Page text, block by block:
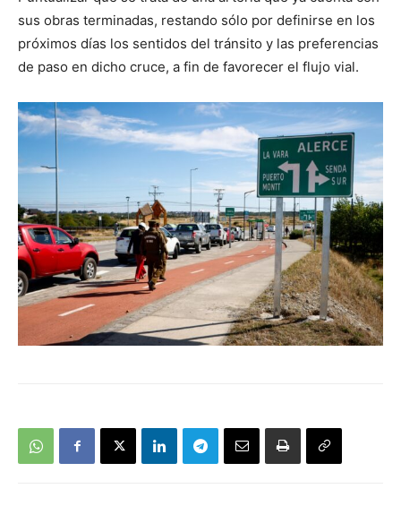
audio
sus obras terminadas, restando sólo por definirse en los
próximos días los sentidos del tránsito y las preferencias
de paso en dicho cruce, a fin de favorecer el flujo vial.